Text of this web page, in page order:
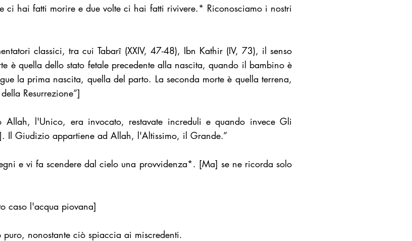
ci hai fatti morire e due volte ci hai fatti rivivere.* Riconosciamo i nostri
classici, tra cui Tabarî (XXIV, 47-48), Ibn Kathir (IV, 73), il senso
è quella dello stato fetale precedente alla nascita, quando il bambino è
la prima nascita, quella del parto. La seconda morte è quella terrena,
Resurrezione”]
Allah, l'Unico, era invocato, restavate increduli e quando invece Gli
Il Giudizio appartiene ad Allah, l'Altissimo, il Grande.”
e vi fa scendere dal cielo una provvidenza*. [Ma] se ne ricorda solo
caso l'acqua piovana]
nonostante ciò spiaccia ai miscredenti.